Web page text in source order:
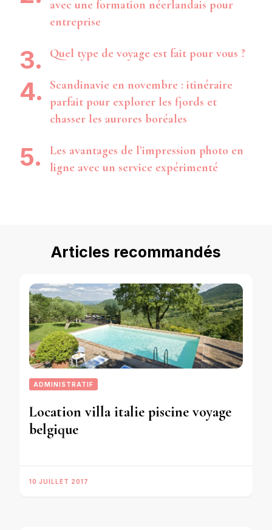
avec une formation néerlandais pour
entreprise
Quel type de voyage est fait pour vous ?
Scandinavie en novembre : itinéraire
parfait pour explorer les fjords et
chasser les aurores boréales
Les avantages de l’impression photo en
ligne avec un service expérimenté
Articles recommandés
ADMINISTRATIF
Location villa italie piscine voyage
belgique
10 JUILLET 2017